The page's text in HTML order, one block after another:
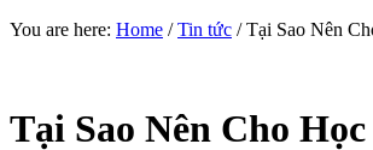
You are here: Home / Tin tức /Tại Sao Nên
Tại Sao Nên Cho